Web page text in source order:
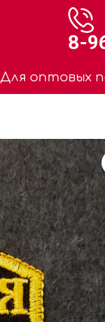
8-
Для оптовых